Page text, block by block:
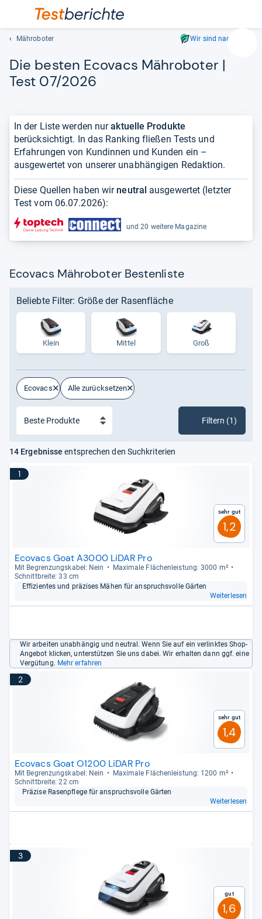
und
lassen
Mähroboter Wir sind nachhaltig
Die bes­ten Eco­vacs Mähro­bo­ter |
Test 07/2026
In der Liste werden nuraktuelle Produkte
berücksichtigt. In das Ranking fließen Tests und
Erfahrungen von Kundinnen und Kunden ein –
ausgewertet von unserer unabhängigen Redaktion.
Diese Quellen haben wir neutral ausgewertet (letzter
Test vom 06.07.2026):
und 20 weitere Magazine
Ecovacs Mähroboter Bestenliste
Beliebte Filter: Größe der Rasenfläche
Klein Mittel Groß
Ecovacs Alle zurücksetzen
Filtern (1)
14 Ergebnisse entsprechen den Suchkriterien
1
Sehr gut
1,2
Ecovacs Goat A3000 LiDAR Pro
Mit Begren­zungs­ka­bel: Nein
Maxi­male Flä­chen­leis­tung: 3000 m²
Schnitt­breite: 33 cm
Effi­zi­en­tes und prä­zi­ses Mähen für anspruchs­volle Gär­ten
Weiterlesen
Wir arbeiten unabhängig und neutral. Wenn Sie auf ein verlinktes Shop-
Angebot klicken, unterstützen Sie uns dabei. Wir erhalten dann ggf. eine
Vergütung. Mehr erfahren
2
Sehr gut
1,4
Ecovacs Goat O1200 LiDAR Pro
Mit Begren­zungs­ka­bel: Nein
Maxi­male Flä­chen­leis­tung: 1200 m²
Schnitt­breite: 22 cm
Prä­zise Rasen­pflege für anspruchs­volle Gär­ten
Weiterlesen
3
Gut
1,6